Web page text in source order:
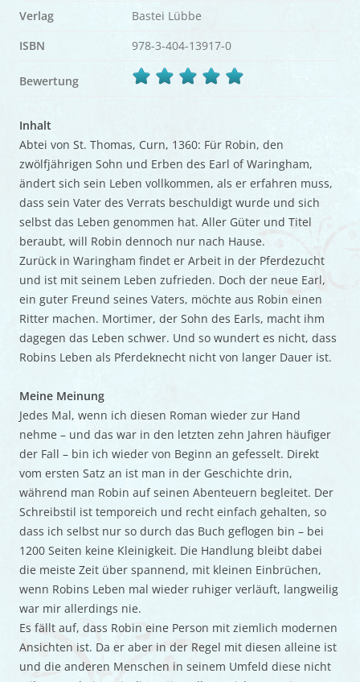
Verlag
Bastei Lübbe
ISBN
978-3-404-13917-0
Bewertung
Inhalt
Abtei von St. Thomas, Curn, 1360: Für Robin, den
zwölfjährigen Sohn und Erben des Earl of Waringham,
ändert sich sein Leben vollkommen, als er erfahren muss,
dass sein Vater des Verrats beschuldigt wurde und sich
selbst das Leben genommen hat. Aller Güter und Titel
beraubt, will Robin dennoch nur nach Hause.
Zurück in Waringham findet er Arbeit in der Pferdezucht
und ist mit seinem Leben zufrieden. Doch der neue Earl,
ein guter Freund seines Vaters, möchte aus Robin einen
Ritter machen. Mortimer, der Sohn des Earls, macht ihm
dagegen das Leben schwer. Und so wundert es nicht, dass
Robins Leben als Pferdeknecht nicht von langer Dauer ist.
Meine Meinung
Jedes Mal, wenn ich diesen Roman wieder zur Hand
nehme – und das war in den letzten zehn Jahren häufiger
der Fall – bin ich wieder von Beginn an gefesselt. Direkt
vom ersten Satz an ist man in der Geschichte drin,
während man Robin auf seinen Abenteuern begleitet. Der
Schreibstil ist temporeich und recht einfach gehalten, so
dass ich selbst nur so durch das Buch geflogen bin – bei
1200 Seiten keine Kleinigkeit. Die Handlung bleibt dabei
die meiste Zeit über spannend, mit kleinen Einbrüchen,
wenn Robins Leben mal wieder ruhiger verläuft, langweilig
war mir allerdings nie.
Es fällt auf, dass Robin eine Person mit ziemlich modernen
Ansichten ist. Da er aber in der Regel mit diesen alleine ist
und die anderen Menschen in seinem Umfeld diese nicht